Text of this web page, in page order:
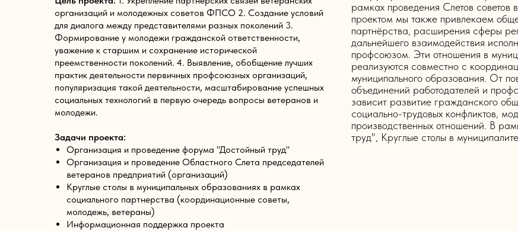
организаций и молодежных советов ФПСО 2. Создание условий
для диалога между представителями разных поколений 3.
Формирование у молодежи гражданской ответственности,
уважение к старшим и сохранение исторической
преемственности поколений. 4. Выявление, обобщение лучших
практик деятельности первичных профсоюзных организаций,
популяризация такой деятельности, масштабирование успешных
социальных технологий в первую очередь вопросы ветеранов и
молодежи.
Задачи проекта:
Организация и проведение форума "Достойный труд"
Организация и проведение Областного Слета председателей
ветеранов предприятий (организаций)
Круглые столы в муниципальных образованиях в рамках
социального партнерства (координационные советы,
молодежь, ветераны)
Информационная поддержка проекта
рамках проведения Слетов
проектом мы также привлекаем
партнёрства, расширения сферы
дальнейшего взаимодействия
профсоюзом. Эти отношения в
реализуются совместно с
муниципального образования. От
объединений работодателей и
зависит развитие гражданского
социально-трудовых конфликтов,
производственных отношений. В
труд", Круглые столы в